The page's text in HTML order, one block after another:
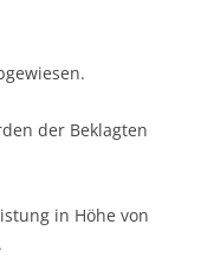
der Beklagten
in Höhe von